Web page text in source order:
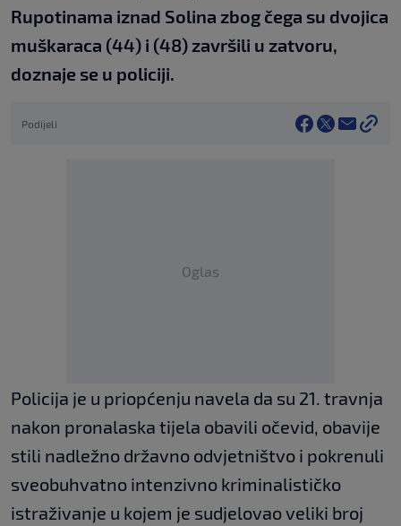
Rupotinama iznad Solina zbog čega su dvojica
muškaraca (44) i (48) završili u zatvoru,
doznaje se u policiji.
Podijeli
Oglas
​Policija je u priopćenju navela da su 21. travnja
nakon pronalaska tijela ​obavili očevid, obavije​
stili nadležno državno odvjetništvo i pokrenu​li
sveobuhvatno intenzivno kriminalističko
istraživanje u kojem je sudjelovao veliki broj